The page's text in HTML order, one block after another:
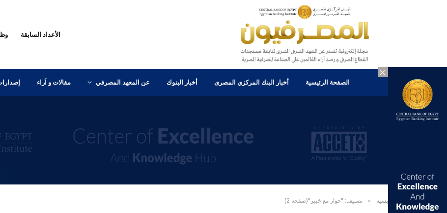
×
الأعداد السابقة
الصفحة الرئيسية أخبار البنك المركزي المصرى أخبار البنوك عن المعهد المصرفي مقالات و آراء
الرئيسية » تصنيف: "حوار مع خبير"(صفحه 2)